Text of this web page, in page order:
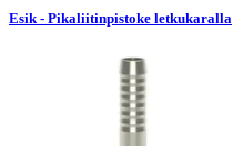
Esik - Pikaliitinpistoke letkukaralla